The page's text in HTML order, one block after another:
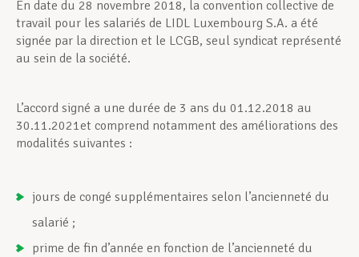
En date du 28 novembre 2018, la convention collective de
travail pour les salariés de LIDL Luxembourg S.A. a été
signée par la direction et le LCGB, seul syndicat représenté
au sein de la société.
L’accord signé a une durée de 3 ans du 01.12.2018 au
30.11.2021et comprend notamment des améliorations des
modalités suivantes :
jours de congé supplémentaires selon l’ancienneté du
salarié ;
prime de fin d’année en fonction de l’ancienneté du